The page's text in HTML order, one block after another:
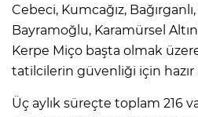
Cebeci, Kumcağız, Bağırganlı,
Bayramoğlu, Karamürsel
Kerpe Miço başta olmak
tatilcilerin güvenliği için
Üç aylık süreçte toplam 216